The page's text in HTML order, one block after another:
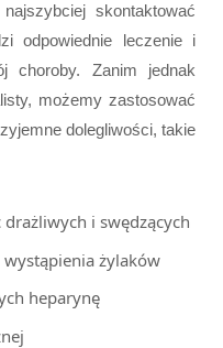
skontaktować
odpowiednie leczenie i
choroby. Zanim jednak
możemy zastosować
dolegliwości, takie
i swędzących
żylaków
heparynę